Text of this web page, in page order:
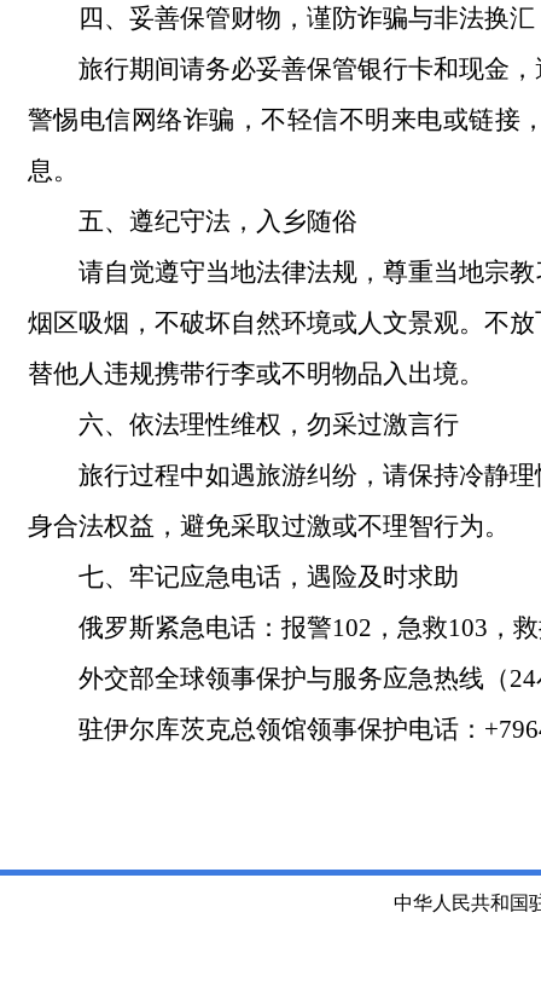
四、妥善保管财物，谨防诈骗与非法换汇
旅行期间请务必妥善保管银行卡和现金
警惕电信网络诈骗，不轻信不明来电或链接
息。
五、遵纪守法，入乡随俗
请自觉遵守当地法律法规，尊重当地宗
烟区吸烟，不破坏自然环境或人文景观。不
替他人违规携带行李或不明物品入出境。
六、依法理性维权，勿采过激言行
旅行过程中如遇旅游纠纷，请保持冷静
身合法权益，避免采取过激或不理智行为。
七、牢记应急电话，遇险及时求助
俄罗斯紧急电话：报警102，急救103，
外交部全球领事保护与服务应急热线（
驻伊尔库茨克总领馆领事保护电话：
中华人民共和国